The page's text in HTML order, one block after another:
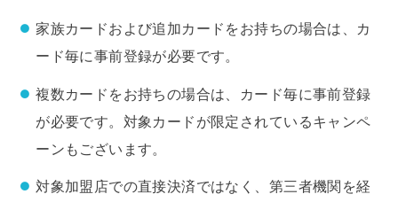
家族カードおよび追加カードをお持ちの場合は、カ
ード毎に事前登録が必要です。
複数カードをお持ちの場合は、カード毎に事前登録
が必要です。対象カードが限定されているキャンペ
ーンもございます。
対象加盟店での直接決済ではなく、第三者機関を経